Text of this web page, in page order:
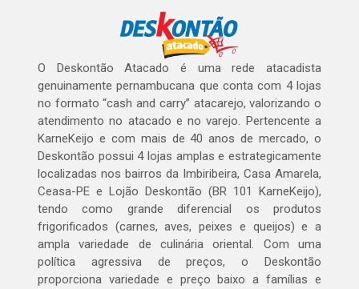
O Deskontão Atacado é uma rede atacadista
genuinamente pernambucana que conta com 4 lojas
no formato “cash and carry” atacarejo, valorizando o
atendimento no atacado e no varejo. Pertencente a
KarneKeijo e com mais de 40 anos de mercado, o
Deskontão possui 4 lojas amplas e estrategicamente
localizadas nos bairros da Imbiribeira, Casa Amarela,
Ceasa-PE e Lojão Deskontão (BR 101 KarneKeijo),
tendo como grande diferencial os produtos
frigorificados (carnes, aves, peixes e queijos) e a
ampla variedade de culinária oriental. Com uma
política agressiva de preços, o Deskontão
proporciona variedade e preço baixo a famílias e